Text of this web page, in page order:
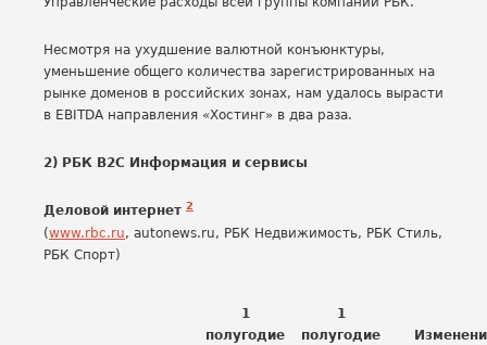
Несмотря на ухудшение валютной конъюнктуры,
уменьшение общего количества зарегистрированных на
рынке доменов в российских зонах, нам удалось вырасти
в EBITDA направления «Хостинг» в два раза.
2) РБК B2C Информация и сервисы
Деловой интернет 2
(www.rbc.ru, autonews.ru, РБК Недвижимость, РБК Стиль,
РБК Спорт)
1
полугодие
1
полугодие